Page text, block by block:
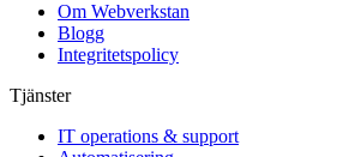
Om Webverkstan
Blogg
Integritetspolicy
Tjänster
IT operations & support